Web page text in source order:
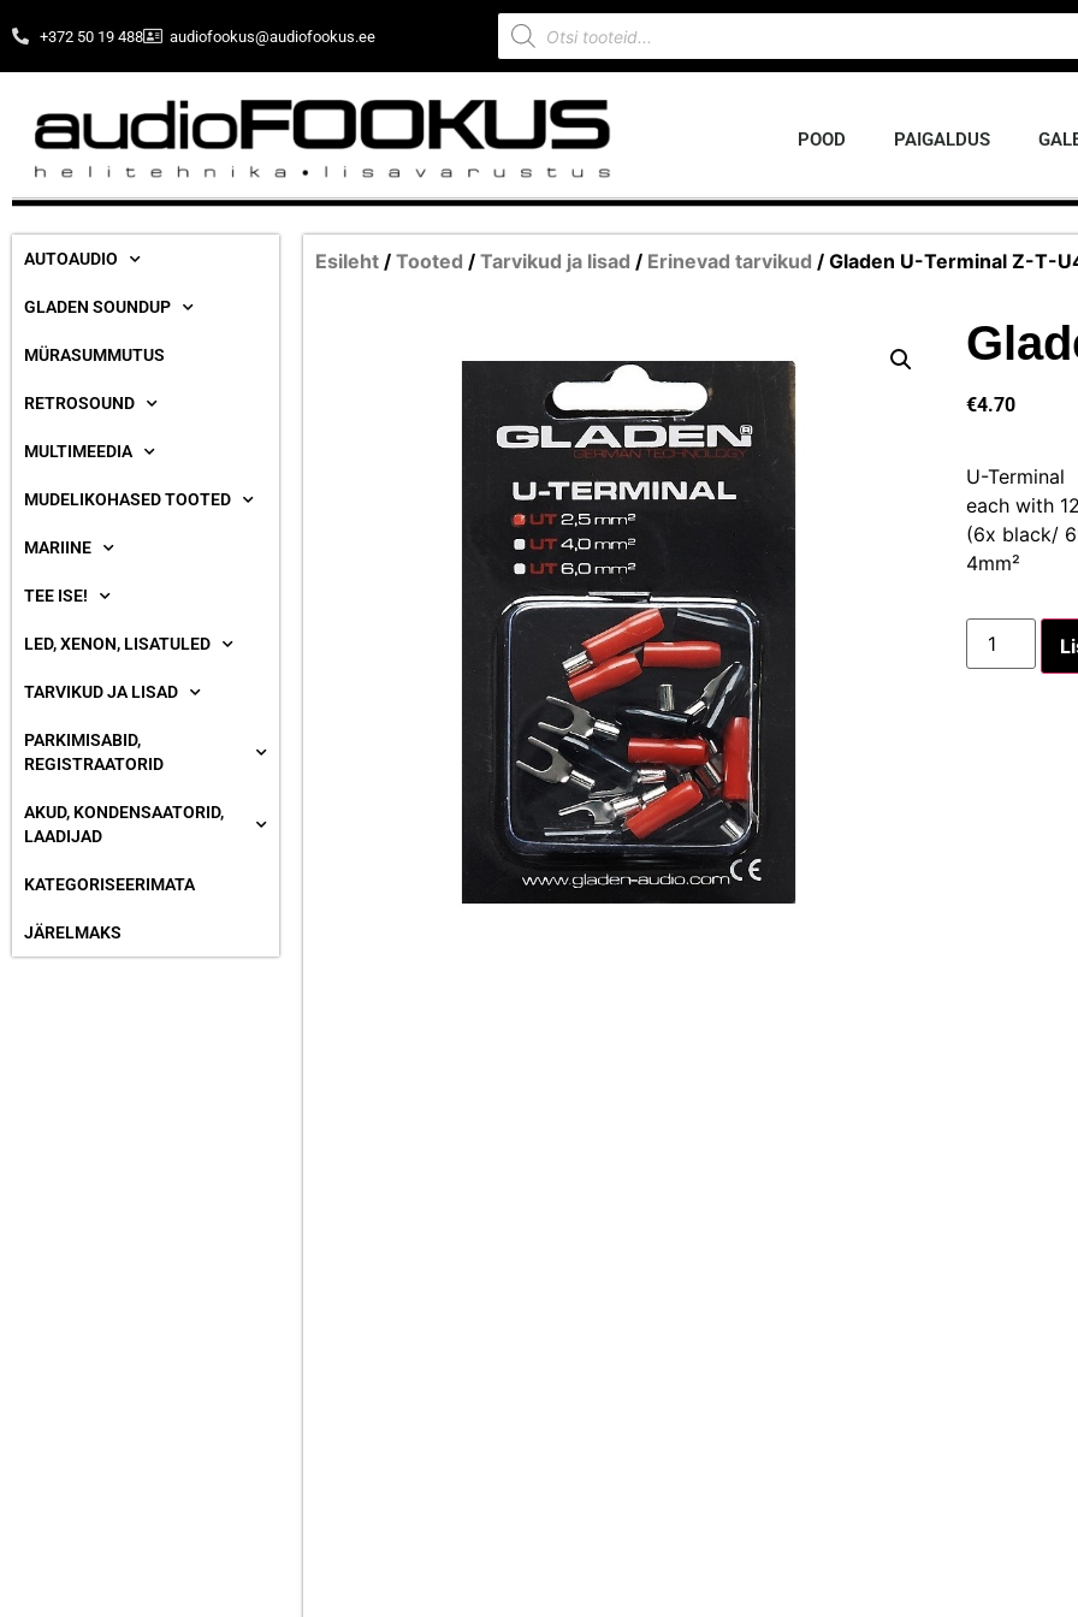
+372 50 19 488 audiofookus@audiofookus.ee
POOD PAIGALDUS
AUTOAUDIO
GLADEN SOUNDUP
MÜRASUMMUTUS
RETROSOUND
MULTIMEEDIA
MUDELIKOHASED TOOTED
MARIINE
TEE ISE!
LED, XENON, LISATULED
TARVIKUD JA LISAD
PARKIMISABID,
REGISTRAATORID
AKUD, KONDENSAATORID,
LAADIJAD
KATEGORISEERIMATA
JÄRELMAKS
Esileht/ Tooted / Tarvikud ja lisad / Erinevad tarvikud / Gladen U-Terminal Z-T-
€4.70
U-Terminal
each with
(6x black/
4mm²